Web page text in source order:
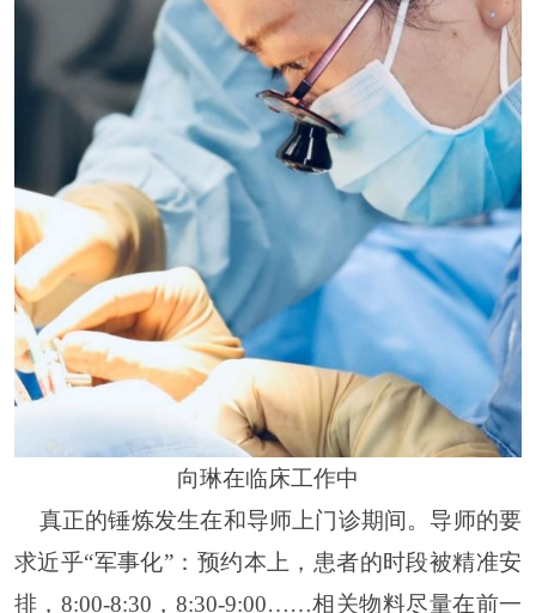
向琳在临床工作中
真正的锤炼发生在和导师上门诊期间。导师的要
求近乎“军事化”：预约本上，患者的时段被精准安
排，8:00-8:30，8:30-9:00……相关物料尽量在前一